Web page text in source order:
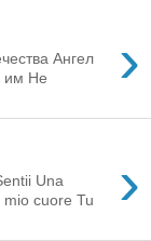
›
Ангел
им Не
›
Una
cuore Tu